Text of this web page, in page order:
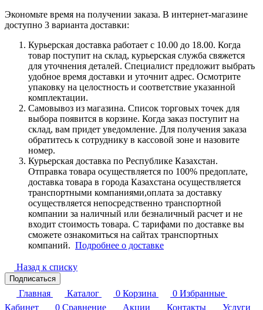
Экономьте время на получении заказа. В интернет-магазине
доступно 3 варианта доставки:
Курьерская доставка работает с 10.00 до 18.00. Когда
товар поступит на склад, курьерская служба свяжется
для уточнения деталей. Специалист предложит выбрать
удобное время доставки и уточнит адрес. Осмотрите
упаковку на целостность и соответствие указанной
комплектации.
Самовывоз из магазина. Список торговых точек для
выбора появится в корзине. Когда заказ поступит на
склад, вам придет уведомление. Для получения заказа
обратитесь к сотруднику в кассовой зоне и назовите
номер.
Курьерская доставка по Республике Казахстан.
Отправка товара осуществляется по 100% предоплате,
доставка товара в города Казахстана осуществляется
транспортными компаниями,оплата за доставку
осуществляется непосредственно транспортной
компании за наличный или безналичный расчет и не
входит стоимость товара. С тарифами по доставке вы
сможете ознакомиться на сайтах транспортных
компаний. Подробнее о доставке
Назад к списку
Подписаться
Главная Каталог 0 Корзина 0 Избранные
Кабинет
0 Сравнение Акции Контакты
Услуги